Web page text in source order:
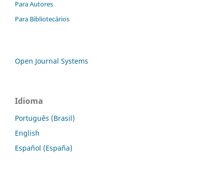
Para Autores
Para Bibliotecários
Open Journal Systems
Idioma
Português (Brasil)
English
Español (España)